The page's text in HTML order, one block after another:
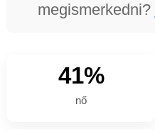
megismerkedni?
41%
nő